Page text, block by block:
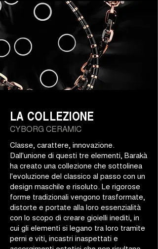
LA COLLEZIONE
CYBORG CERAMIC
Classe, carattere, innovazione.
Dall'unione di questi tre elementi, Barakà
ha creato una collezione che sottolinea
l'evoluzione del classico al passo con un
design maschile e risoluto. Le rigorose
forme tradizionali vengono trasformate,
distorte e portate alla loro essenzialità
con lo scopo di creare gioielli inediti, in
cui gli elementi si legano tra loro tramite
perni e viti, incastri inaspettati e